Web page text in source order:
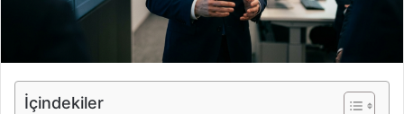
g
İçindekiler